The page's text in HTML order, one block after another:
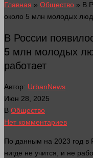
Главная » Общество » В
около 5 млн молодых
В России
5 млн молодых
работает
Автор: UrbanNews
Июн 28, 2025
В Общество
Нет комментариев
По данным на 2023 год в
нигде не учится, и не